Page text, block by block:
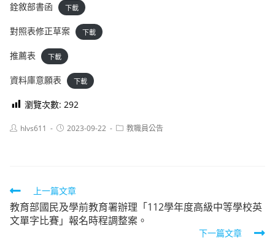
銓敘部書函 下載
對照表修正草案 下載
推薦表 下載
資料庫意願表 下載
瀏覽次數: 292
Posthlvs611
Post2023-09-22
Post教職員公告
Read
more
articles
上一篇文章
教育部國民及學前教育署辦理「112學年度高級中等學校英
文單字比賽」報名時程調整案。
下一篇文章